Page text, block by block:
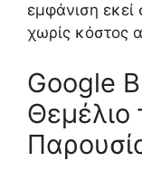
εμφάνιση εκεί
χωρίς κόστος
Google
Θεμέλιο